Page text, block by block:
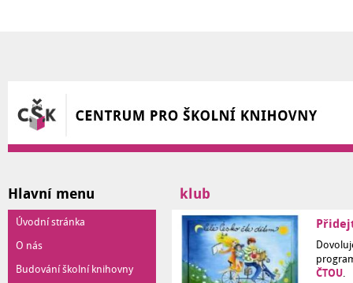
Hlavní menu
Úvodní stránka
O nás
Budování školní knihovny
klub
ČTOU.